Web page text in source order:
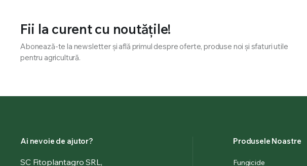
Fii la curent cu noutățile!
Abonează-te la newsletter și află primul despre oferte, produse noi și sfaturi utile
pentru agricultură.
Ai nevoie de ajutor?
SC Fitoplantagro SRL,
Produsele Noastre
Fungicide